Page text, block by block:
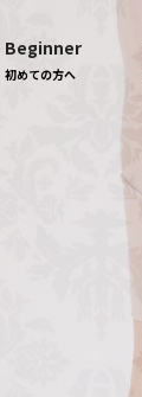
Beginner
初めての方へ